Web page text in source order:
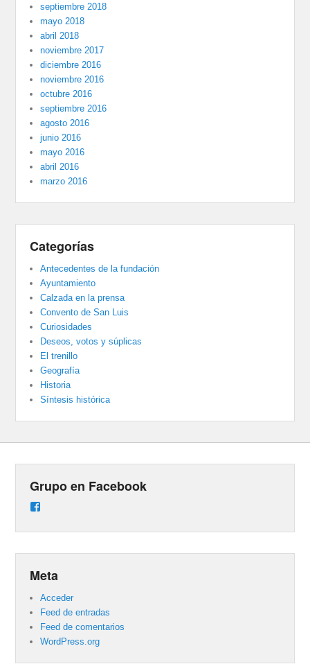
septiembre 2018
mayo 2018
abril 2018
noviembre 2017
diciembre 2016
noviembre 2016
octubre 2016
septiembre 2016
agosto 2016
junio 2016
mayo 2016
abril 2016
marzo 2016
Categorías
Antecedentes de la fundación
Ayuntamiento
Calzada en la prensa
Convento de San Luis
Curiosidades
Deseos, votos y súplicas
El trenillo
Geografía
Historia
Síntesis histórica
Grupo en Facebook
Meta
Acceder
Feed de entradas
Feed de comentarios
WordPress.org